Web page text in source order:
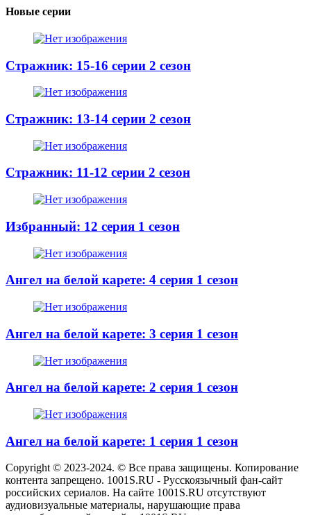
Новые серии
Стражник: 15-16 серии 2 сезон
Стражник: 13-14 серии 2 сезон
Стражник: 11-12 серии 2 сезон
Избранный: 12 серия 1 сезон
Ангел на белой карете: 4 серия 1 сезон
Ангел на белой карете: 3 серия 1 сезон
Ангел на белой карете: 2 серия 1 сезон
Ангел на белой карете: 1 серия 1 сезон
Copyright © 2023-2024. © Все права защищены. Копирование
контента запрещено. 1001S.RU - Русскоязычный фан-сайт
российских сериалов. На сайте 1001S.RU отсутствуют
аудиовизуальные материалы, нарушающие права